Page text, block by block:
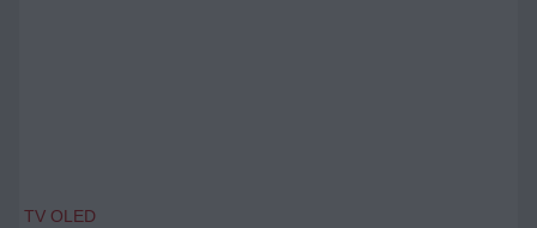
TV OLED